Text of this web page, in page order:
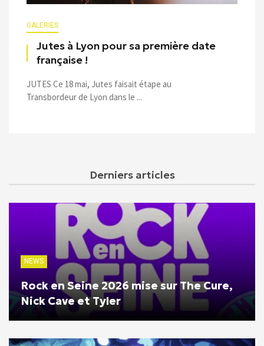
GALERIES
Jutes à Lyon pour sa première date
française !
JUTES Ce 18 mai, Jutes faisait étape au
Transbordeur de Lyon dans le ...
Derniers articles
NEWS
Rock en Seine 2026 mise sur The Cure,
Nick Cave et Tyler